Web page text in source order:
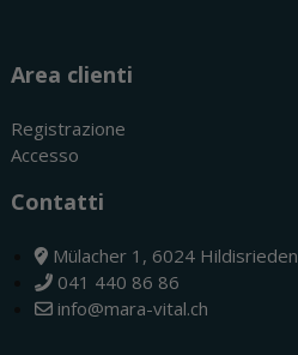
Area clienti
Registrazione
Accesso
Contatti
Mülacher 1, 6024 Hildisrieden
041 440 86 86
info@mara-vital.ch